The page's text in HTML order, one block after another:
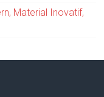
Material Inovatif,